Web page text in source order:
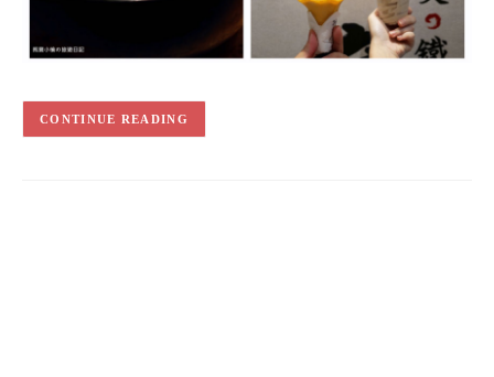
CONTINUE READING